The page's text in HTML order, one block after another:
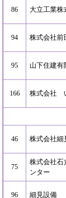
86 大立工業株
94 株式会社前
95 山下住建有
166 株式会社
46 株式会社細
75
株式会社石
ンター
96 細見設備